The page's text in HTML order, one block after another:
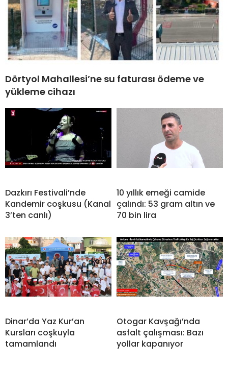
Dörtyol Mahallesi’ne su faturası ödeme ve
yükleme cihazı
Dazkırı Festivali’nde
Kandemir coşkusu (Kanal
3’ten canlı)
10 yıllık emeği camide
çalındı: 53 gram altın ve
70 bin lira
Dinar’da Yaz Kur’an
Kursları coşkuyla
tamamlandı
Otogar Kavşağı’nda
asfalt çalışması: Bazı
yollar kapanıyor